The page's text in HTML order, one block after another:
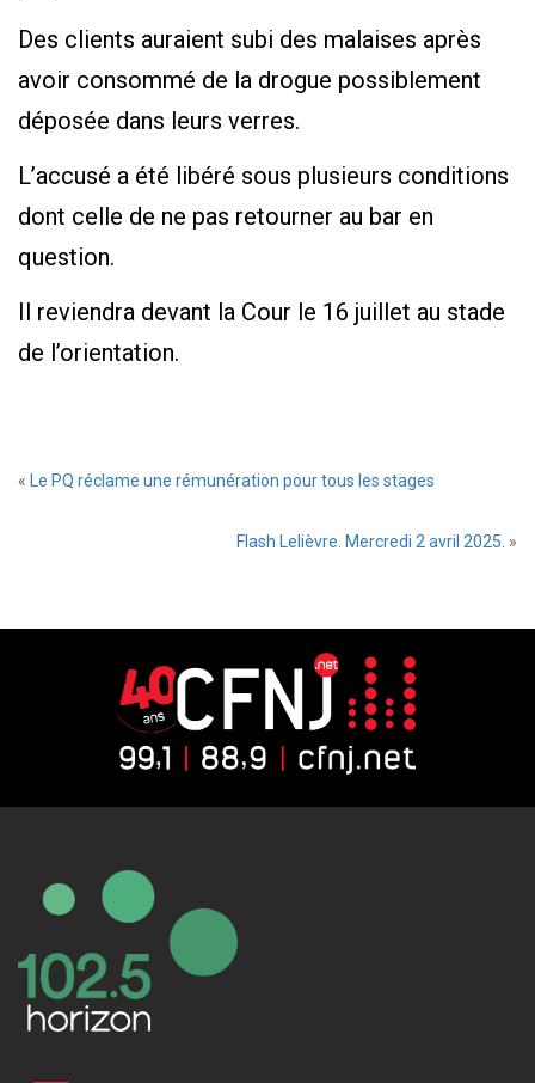
Des clients auraient subi des malaises après
avoir consommé de la drogue possiblement
déposée dans leurs verres.
L’accusé a été libéré sous plusieurs conditions
dont celle de ne pas retourner au bar en
question.
Il reviendra devant la Cour le 16 juillet au stade
de l’orientation.
« Le PQ réclame une rémunération pour tous les stages
Flash Lelièvre. Mercredi 2 avril 2025. »